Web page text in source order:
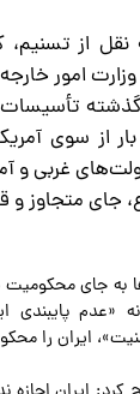
نقل از تسنیم،
امور
تأسیسات
از سوی
غربی و
جای متجاوز و
به جای
«عدم پایبندی
ایران را